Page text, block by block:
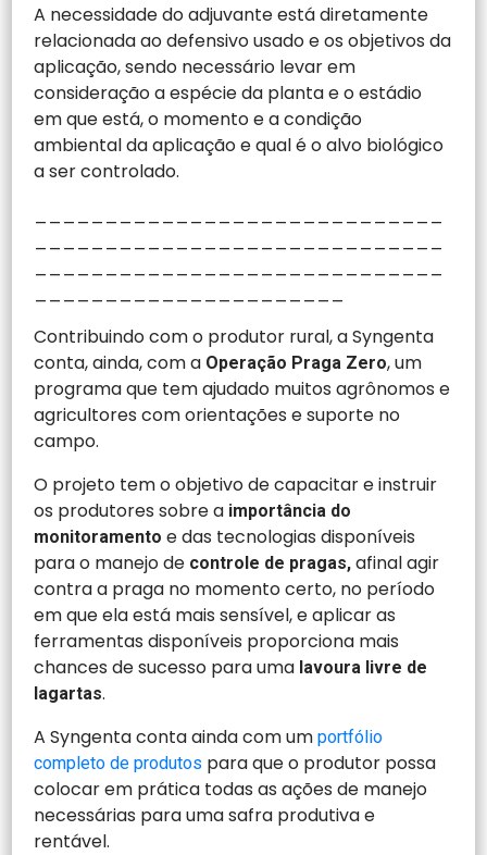
A necessidade do adjuvante está diretamente
relacionada ao defensivo usado e os objetivos da
aplicação, sendo necessário levar em
consideração a espécie da planta e o estádio
em que está, o momento e a condição
ambiental da aplicação e qual é o alvo biológico
a ser controlado.
Contribuindo com o produtor rural, a Syngenta
conta, ainda, com a Operação Praga Zero, um
programa que tem ajudado muitos agrônomos e
agricultores com orientações e suporte no
campo.
O projeto tem o objetivo de capacitar e instruir
os produtores sobre a importância do
monitoramento e das tecnologias disponíveis
para o manejo de controle de pragas,afinal agir
contra a praga no momento certo, no período
em que ela está mais sensível, e aplicar as
ferramentas disponíveis proporciona mais
chances de sucesso para uma lavoura livre de
lagartas.
A Syngenta conta ainda com umportfólio
completo de produtos para que o produtor possa
colocar em prática todas as ações de manejo
necessárias para uma safra produtiva e
rentável.